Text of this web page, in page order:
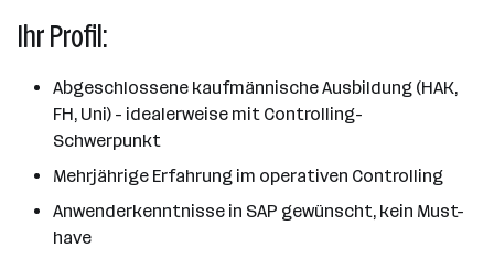
Ihr Profil:
Abgeschlossene kaufmännische Ausbildung (HAK,
FH, Uni) - idealerweise mit Controlling-
Schwerpunkt
Mehrjährige Erfahrung im operativen Controlling
Anwenderkenntnisse in SAP gewünscht, kein Must-
have